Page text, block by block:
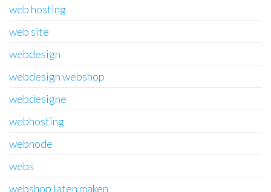
web hosting
web site
webdesign
webdesign webshop
webdesigne
webhosting
webnode
webs
webshop laten maken